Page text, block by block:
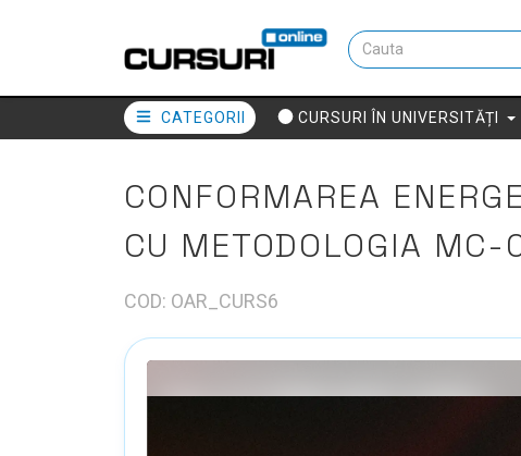
CATEGORII CURSURI ÎN UNIVERSITĂȚI
CONFORMAREA
CU METODOLOGIA
COD: OAR_CURS6